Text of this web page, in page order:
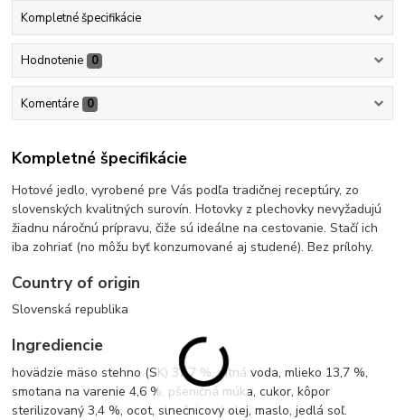
Kompletné špecifikácie
Hodnotenie 0
Komentáre 0
Kompletné špecifikácie
Hotové jedlo, vyrobené pre Vás podľa tradičnej receptúry, zo
slovenských kvalitných surovín. Hotovky z plechovky nevyžadujú
žiadnu náročnú prípravu, čiže sú ideálne na cestovanie. Stačí ich
iba zohriať (no môžu byť konzumované aj studené). Bez prílohy.
Country of origin
Slovenská republika
Ingrediencie
hovädzie mäso stehno (SK) 37,7 %, pitná voda, mlieko 13,7 %,
smotana na varenie 4,6 %, pšeničná múka, cukor, kôpor
sterilizovaný 3,4 %, ocot, slnečnicový olej, maslo, jedlá soľ.